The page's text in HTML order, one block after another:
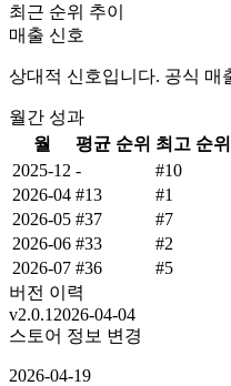
최근 순위 추이
매출 신호
상대적 신호입니다. 공식 매
월간 성과
월
평균 순위 최고 순위
2025-12 - #10
2026-04 #13 #1
2026-05 #37 #7
2026-06 #33 #2
2026-07 #36 #5
버전 이력
v2.0.1 2026-04-04
스토어 정보 변경
2026-04-19